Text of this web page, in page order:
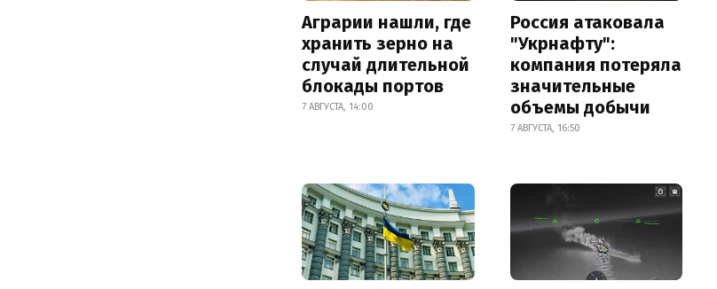
Аграрии нашли, где
хранить зерно на
случай длительной
блокады портов
7 АВГУСТА, 14:00
Россия атаковала
"Укрнафту":
компания потеряла
значительные
объемы добычи
7 АВГУСТА, 16:50